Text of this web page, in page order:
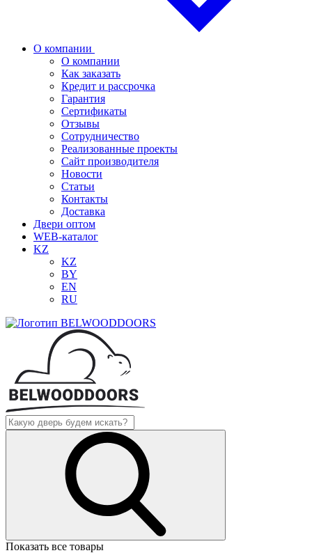
О компании
О компании
Как заказать
Кредит и рассрочка
Гарантия
Сертификаты
Отзывы
Сотрудничество
Реализованные проекты
Сайт производителя
Новости
Статьи
Контакты
Доставка
Двери оптом
WEB-каталог
KZ
KZ
BY
EN
RU
Показать все товары